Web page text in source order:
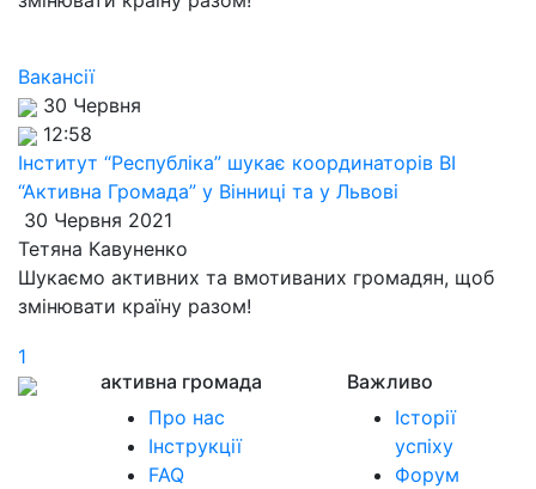
Вакансії
30 Червня
12:58
Інститут “Республіка” шукає координаторів ВІ
“Активна Громада” у Вінниці та у Львові
30 Червня 2021
Тетяна Кавуненко
Шукаємо активних та вмотиваних громадян, щоб
змінювати країну разом!
1
активна громада
Про нас
Інструкції
FAQ
Важливо
Історії
успіху
Форум